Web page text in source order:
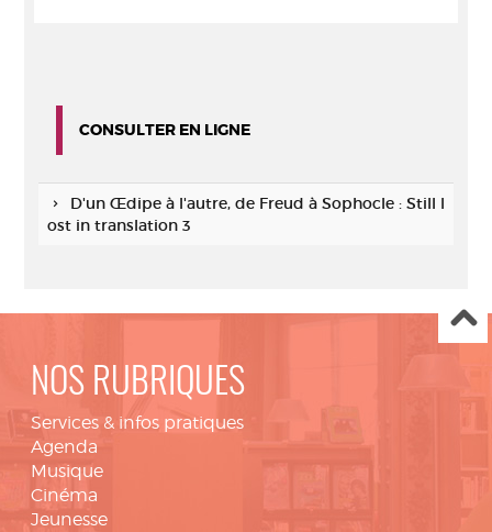
CONSULTER EN LIGNE
D'un Œdipe à l'autre, de Freud à Sophocle : Still l
ost in translation 3
NOS RUBRIQUES
Services & infos pratiques
Agenda
Musique
Cinéma
Jeunesse